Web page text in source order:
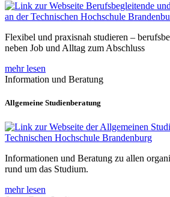
Flexibel und praxisnah studieren –
neben Job und Alltag zum Abschluss
mehr lesen
Information und Beratung
Allgemeine Studienberatung
Informationen und Beratung zu allen
rund um das Studium.
mehr lesen